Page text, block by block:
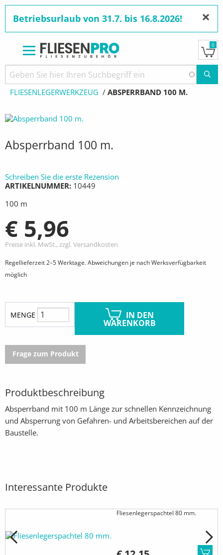
zum
Inhalt
Betriebsurlaub von 31.7. bis 16.8.2026! ×
0
Pfadnavigation
STARTSEITE PRODUKTE
WERKZEUGE
FLIESENLEGERWERKZEUG
AKTUELL:
ABSPERRBAND 100 M.
Absperrband 100 m.
Schreiben Sie die erste Rezension
ARTIKELNUMMER 10449
100 m
€ 5,96
Preise inkl. MwSt., zzgl. Versandkosten
Regellieferzeit 2–5 Werktage. Abweichungen je nach Werksverfügbarkeit
möglich
MENGE IN DEN
WARENKORB
Frage zum Produkt
Produktbeschreibung
Absperrband mit 100 m Länge zur schnellen Kennzeichnung
und Absperrung von Gefahren- und Arbeitsbereichen auf der
Baustelle.
Interessante Produkte
Fliesenlegerspachtel 80 mm.